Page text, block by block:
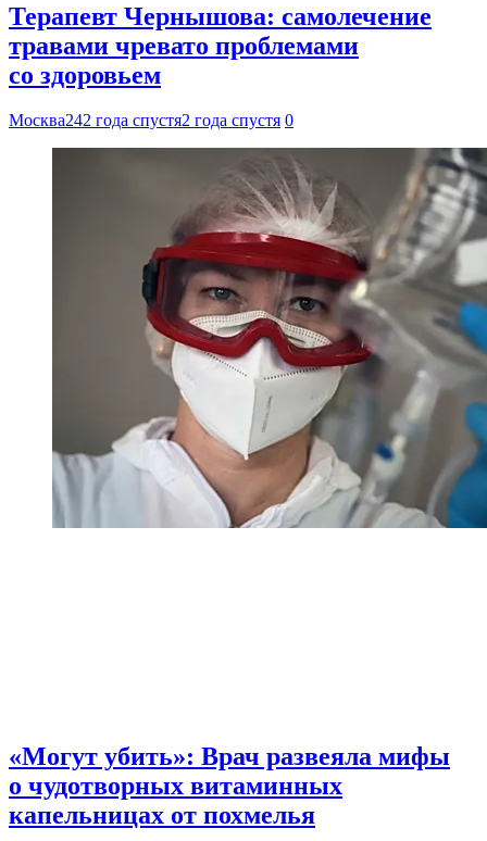
Терапевт Чернышова: самолечение
травами чревато проблемами
со здоровьем
Москва242 года спустя2 года спустя 0
«Могут убить»: Врач развеяла мифы
о чудотворных витаминных
капельницах от похмелья